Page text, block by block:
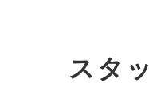
スタ